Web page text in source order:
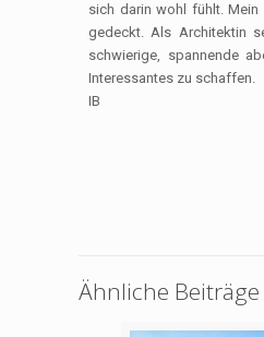
sich darin wohl fühlt.
gedeckt. Als Architektin
schwierige, spannende
Interessantes zu schaffen.
IB
Ähnliche Beiträge